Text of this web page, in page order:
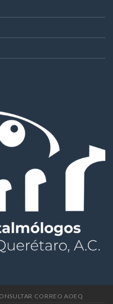
CORREO AOEQ